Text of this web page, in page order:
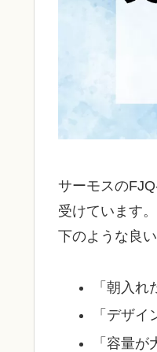
サーモスの
受けています
下のような良
「朝入
「デザ
「容量